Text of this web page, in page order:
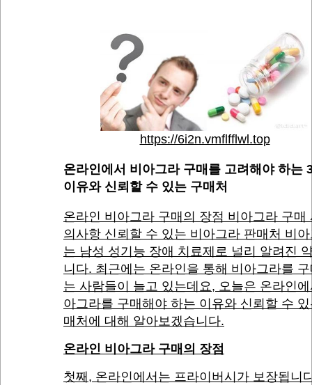
https://6i2n.vmflfflwl.top
온라인에서 비아그라 구매를 고려해야 하는
이유와 신뢰할 수 있는 구매처
온라인 비아그라 구매의 장점 비아그라 구매
의사항 신뢰할 수 있는 비아그라 판매처 비
는 남성 성기능 장애 치료제로 널리 알려진
니다. 최근에는 온라인을 통해 비아그라를
는 사람들이 늘고 있는데요, 오늘은 온라인
아그라를 구매해야 하는 이유와 신뢰할 수
매처에 대해 알아보겠습니다.
온라인 비아그라 구매의 장점
첫째, 온라인에서는 프라이버시가 보장됩니